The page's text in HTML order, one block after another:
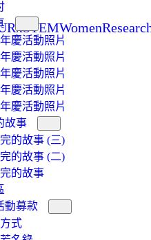
慶活動照片
慶活動照片
慶活動照片
慶活動照片
慶活動照片
故事
的故事 (三)
的故事 (二)
的故事
動募款
式